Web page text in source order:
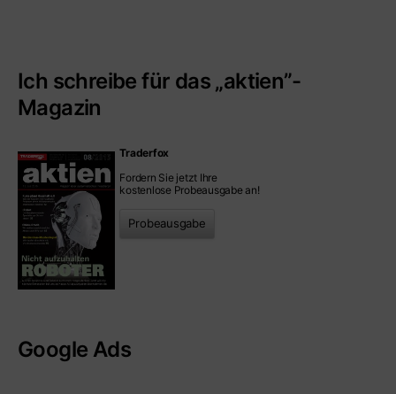
Ich schreibe für das „aktien”-
Magazin
Traderfox
Fordern Sie jetzt Ihre
kostenlose Probeausgabe an!
Probeausgabe
Google Ads